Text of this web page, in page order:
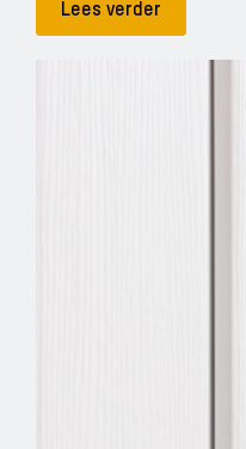
Lees verder